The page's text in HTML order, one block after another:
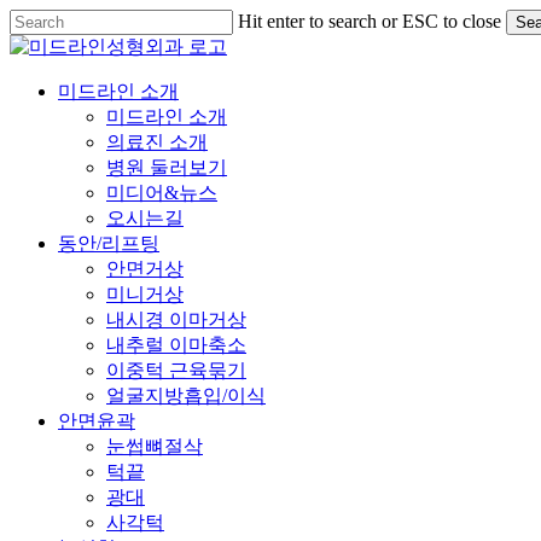
Skip
to
main
content
Hit enter to search or ESC to close
Close
Menu
미드라인 소개
미드라인 소개
의료진 소개
병원 둘러보기
미디어&뉴스
오시는길
동안/리프팅
안면거상
미니거상
내시경 이마거상
내추럴 이마축소
이중턱 근육묶기
얼굴지방흡입/이식
안면윤곽
눈썹뼈절삭
턱끝
광대
사각턱